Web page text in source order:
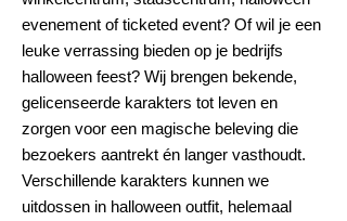
evenement of ticketed event? Of wil je een
leuke verrassing bieden op je bedrijfs
halloween feest? Wij brengen bekende,
gelicenseerde karakters tot leven en
zorgen voor een magische beleving die
bezoekers aantrekt én langer vasthoudt.
Verschillende karakters kunnen we
uitdossen in halloween outfit, helemaal